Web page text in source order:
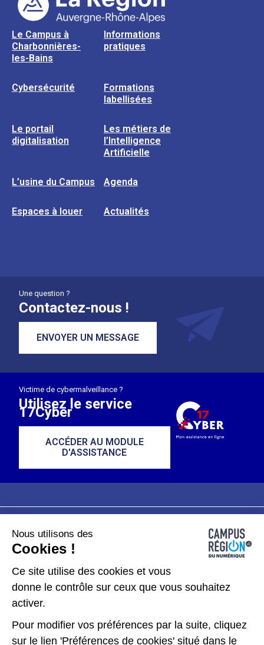
Le Campus à
Charbonnières-
les-Bains
Informations
pratiques
Cybersécurité
Formations
labellisées
Le portail
digitalisation
Les métiers de
l’Intelligence
Artificielle
L’usine du Campus Agenda
Espaces à louer Actualités
Une question ?
Contactez-nous !
ENVOYER UN MESSAGE
Victime de cybermalveillance ?
Utilisez le service
17Cyber
ACCÉDER AU MODULE
D'ASSISTANCE
Plan du site
Données personnelles
Kit de communication
Nous utilisons des
Cookies !
Ce site utilise des cookies et vous
donne le contrôle sur ceux que vous souhaitez
activer.
Pour modifier vos préférences par la suite, cliquez
sur le lien 'Préférences de cookies' situé dans le